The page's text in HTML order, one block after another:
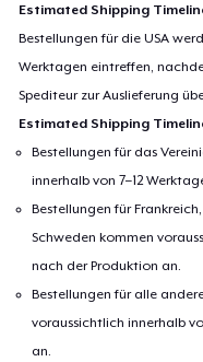
Estimated Shipping
Bestellungen für die USA
Werktagen eintreffen,
Spediteur zur Auslieferung
Estimated Shipping
Bestellungen für das
innerhalb von 7–12
Bestellungen für
Schweden kommen
nach der Produktion an.
Bestellungen für alle
voraussichtlich innerhalb
an.